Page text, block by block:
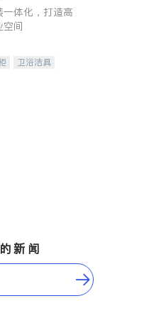
体化，打造高
间
卫浴洁具
新闻